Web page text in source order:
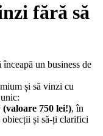
fără să
un business de
și să vinzi cu
750 lei!), în
obiecții și să-ți clarifici